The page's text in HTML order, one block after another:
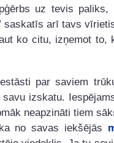
uz tevis paliks,
saskatīs arī tavs
ko citu, izņemot to,
par saviem
izskatu.
neapzināti tiem
no savas iekšējās